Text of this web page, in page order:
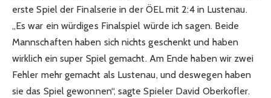
erste Spiel der Finalserie in der ÖEL mit 2:4 in Lustenau.
„Es war ein würdiges Finalspiel würde ich sagen. Beide
Mannschaften haben sich nichts geschenkt und haben
wirklich ein super Spiel gemacht. Am Ende haben wir zwei
Fehler mehr gemacht als Lustenau, und deswegen haben
sie das Spiel gewonnen“, sagte Spieler David Oberkofler.